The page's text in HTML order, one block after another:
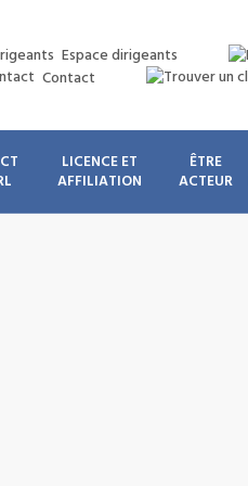
Espace dirigeants
Contact
LICENCE ET
AFFILIATION
ÊTRE
ACTEUR